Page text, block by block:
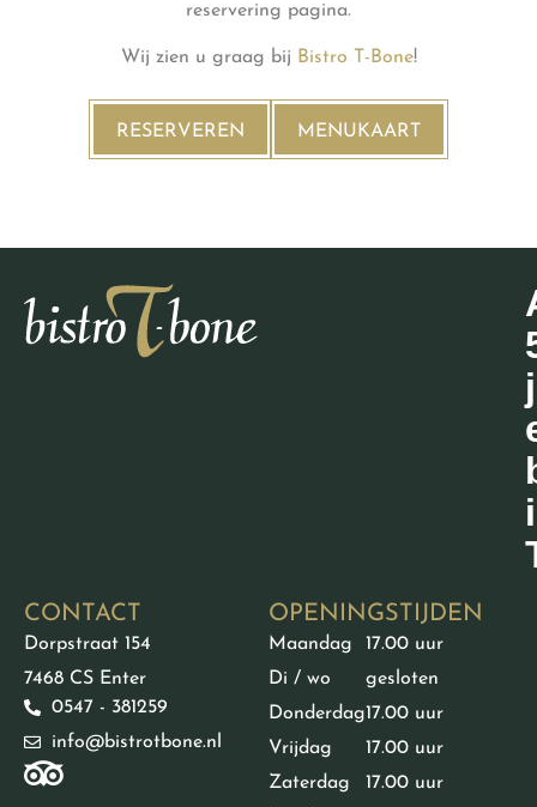
reservering pagina.
Wij zien u graag bij Bistro T-Bone!
RESERVEREN MENUKAART
CONTACT
Dorpstraat 154
7468 CS Enter
0547 - 381259
info@bistrotbone.nl
OPENINGSTIJDEN
Maandag
Di / wo
Donderdag
Vrijdag
Zaterdag
17.00 uur
gesloten
17.00 uur
17.00 uur
17.00 uur